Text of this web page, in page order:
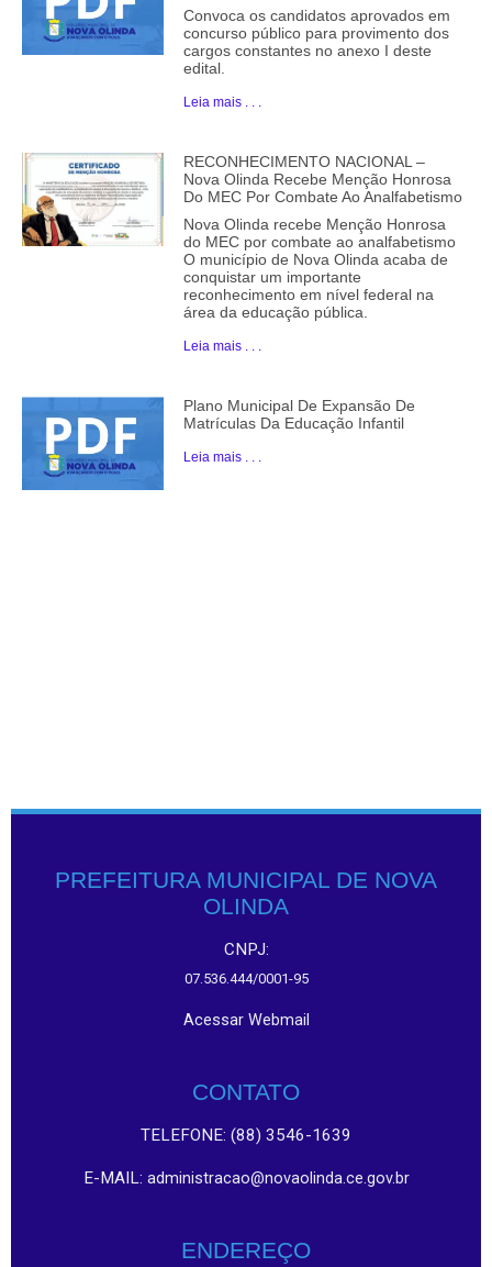
Convoca os candidatos aprovados em
concurso público para provimento dos
cargos constantes no anexo I deste
edital.
Leia mais . . .
RECONHECIMENTO NACIONAL –
Nova Olinda Recebe Menção Honrosa
Do MEC Por Combate Ao Analfabetismo
Nova Olinda recebe Menção Honrosa
do MEC por combate ao analfabetismo
O município de Nova Olinda acaba de
conquistar um importante
reconhecimento em nível federal na
área da educação pública.
Leia mais . . .
Plano Municipal De Expansão De
Matrículas Da Educação Infantil
Leia mais . . .
PREFEITURA MUNICIPAL DE NOVA
OLINDA
CNPJ:
07.536.444/0001-95
Acessar Webmail
CONTATO
TELEFONE: (88) 3546-1639
E-MAIL: administracao@novaolinda.ce.gov.br
ENDEREÇO